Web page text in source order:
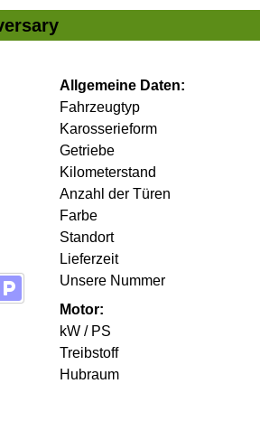
Allgemeine Daten:
Fahrzeugtyp
Karosserieform
Getriebe
Kilometerstand
Anzahl der Türen
Farbe
Standort
Lieferzeit
Unsere Nummer
Motor:
kW / PS
Treibstoff
Hubraum